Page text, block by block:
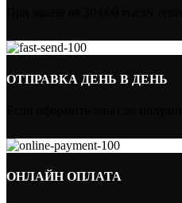
ОТПРАВКА ДЕНЬ В ДЕНЬ
ОНЛАЙН ОПЛАТА